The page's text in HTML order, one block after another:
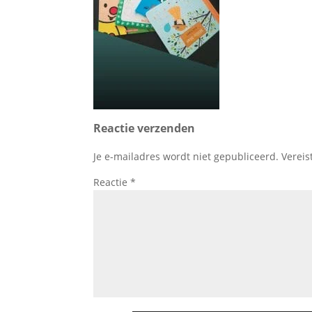
Reactie verzenden
Je e-mailadres wordt niet gepubliceerd.
Reactie*